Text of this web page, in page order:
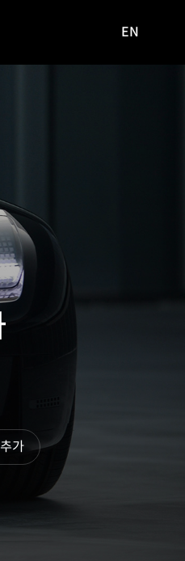
EN
가(새
창
열림)